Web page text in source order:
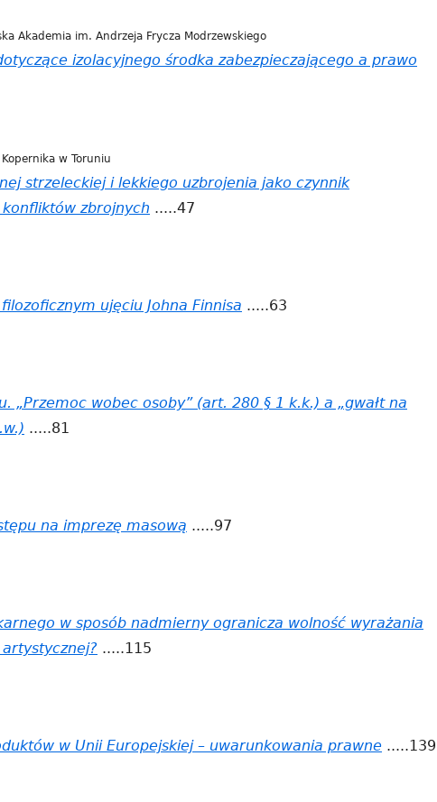
Akademia im. Andrzeja Frycza Modrzewskiego
izolacyjnego środka zabezpieczającego a prawo
w Toruniu
strzeleckiej i lekkiego uzbrojenia jako czynnik
zbrojnych .....47
ujęciu Johna Finnisa .....63
„Przemoc wobec osoby” (art. 280 § 1 k.k.) a „gwałt na
.....81
na imprezę masową .....97
w sposób nadmierny ogranicza wolność wyrażania
.....115
w Unii Europejskiej – uwarunkowania prawne .....139